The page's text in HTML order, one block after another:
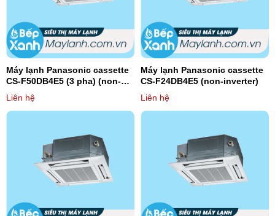
Máy lạnh Panasonic cassette
CS-F50DB4E5 (3 pha) (non-
inverter)
Liên hệ
Máy lạnh Panasonic cassette
CS-F24DB4E5 (non-inverter)
Liên hệ